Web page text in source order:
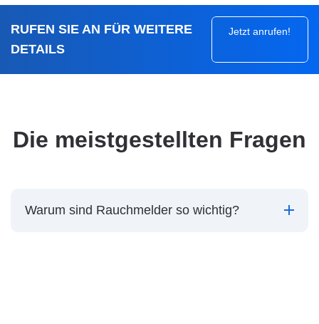
RUFEN SIE AN FÜR WEITERE
DETAILS
Jetzt anrufen!
Die meistgestellten Fragen
Warum sind Rauchmelder so wichtig?